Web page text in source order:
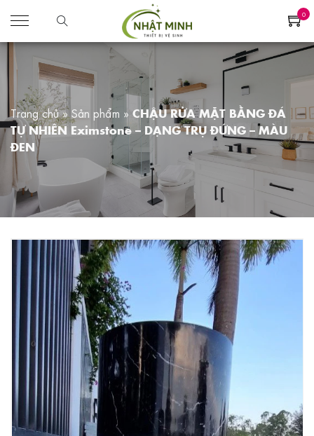
0
Trang chủ»Sản phẩm » CHẬU RỬA MẶT BẰNG ĐÁ
TỰ NHIÊN Eximstone – DẠNG TRỤ ĐỨNG – MÀU
ĐEN